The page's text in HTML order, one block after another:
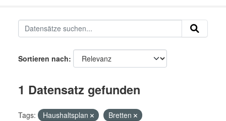
Sortieren nach
1 Datensatz gefunden
Tags: Haushaltsplan
Bretten